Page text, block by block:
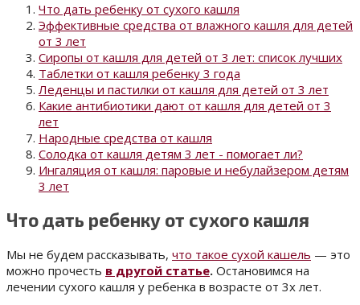
Что дать ребенку от сухого кашля
Эффективные средства от влажного кашля для детей
от 3 лет
Сиропы от кашля для детей от 3 лет: список лучших
Таблетки от кашля ребенку 3 года
Леденцы и пастилки от кашля для детей от 3 лет
Какие антибиотики дают от кашля для детей от 3
лет
Народные средства от кашля
Солодка от кашля детям 3 лет - помогает ли?
Ингаляция от кашля: паровые и небулайзером детям
3 лет
Что дать ребенку от сухого кашля
Мы не будем рассказывать, что такое сухой кашель — это
можно прочесть в другой статье. Остановимся на
лечении сухого кашля у ребенка в возрасте от 3х лет.